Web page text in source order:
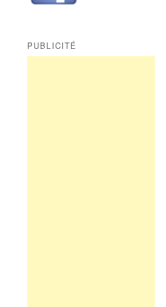
PUBLICITÉ